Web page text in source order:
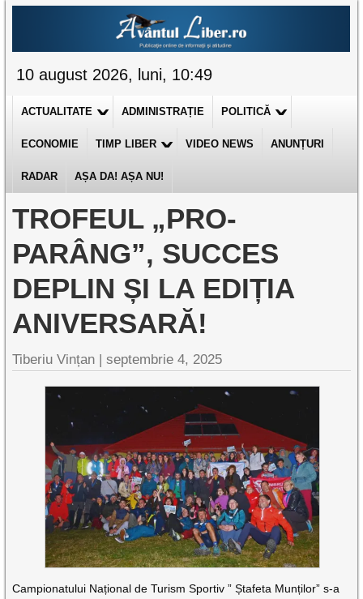
10 august 2026, luni, 10:49
ACTUALITATE ADMINISTRAȚIE POLITICĂ
ECONOMIE TIMP LIBER VIDEO NEWS ANUNȚURI
RADAR AȘA DA! AȘA NU!
TROFEUL „PRO-
PARÂNG”, SUCCES
DEPLIN ȘI LA EDIȚIA
ANIVERSARĂ!
Tiberiu Vințan |septembrie 4, 2025
Campionatului Național de Turism Sportiv ” Ștafeta Munților” s-a